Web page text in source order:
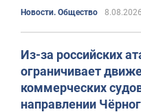
Новости. Общество
Из-за российских
ограничивает
коммерческих
направлении